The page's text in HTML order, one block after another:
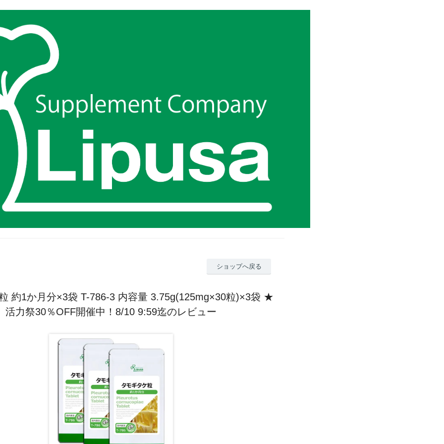
ショップへ戻る
約1か月分×3袋 T-786-3 内容量 3.75g(125mg×30粒)×3袋 ★
活力祭30％OFF開催中！8/10 9:59迄のレビュー